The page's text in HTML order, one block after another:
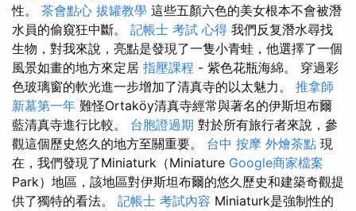
性。 茶會點心 拔罐教學 這些五顏六色的美女根本不會被潛
水員的偷窺狂中斷。 記帳士 考試 心得 我們反复潛水尋找
生物，對我來說，亮點是發現了一隻小青蛙，他選擇了一個
風景如畫的地方來定居 指壓課程 - 紫色花瓶海綿。 穿過彩
色玻璃窗的軟光進一步增加了清真寺的以太魅力。 推拿師
新墓第一年 難怪Ortaköy清真寺經常與著名的伊斯坦布爾
藍清真寺進行比較。 台胞證過期 對於所有旅行者來說，參
觀這個歷史悠久的地方至關重要。 台中 按摩 外燴茶點 現
在，我們發現了Miniaturk（Miniature Google商家檔案
Park）地區，該地區對伊斯坦布爾的悠久歷史和建築奇觀提
供了獨特的看法。 記帳士 考試內容 Miniaturk是強制性的